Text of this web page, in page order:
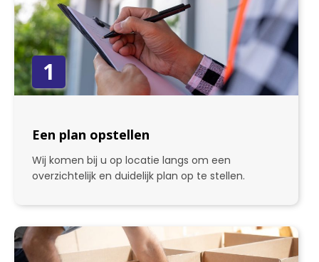
1
Een plan opstellen
Wij komen bij u op locatie langs om een
overzichtelijk en duidelijk plan op te stellen.